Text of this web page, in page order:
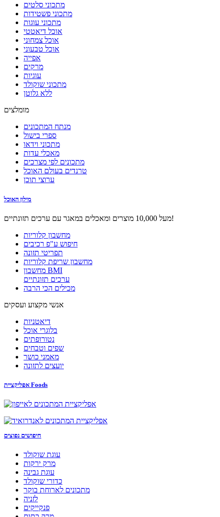
מתכוני סלטים
מתכוני פשטידות
מתכוני עוגות
אוכל דיאטטי
אוכל צמחוני
אוכל טבעוני
אפייה
מרקים
עוגיות
מתכוני שוקולד
ללא גלוטן
מומלצים
מנתח המתכונים
ספרי בישול
מתכוני וידאו
מאכלי עדות
מתכונים לפי מצרכים
טרנדים בעולם האוכל
ערוצי תוכן
מילון האוכל
מעל 10,000 מוצרים ומאכלים במאגר עם ערכים תזונתיים!
מחשבון קלוריות
חיפוש ע"פ רכיבים
תפריטי תזונה
מחשבון שריפת קלוריות
מחשבון BMI
ערכים תזונתיים
מכילים הכי הרבה
אנשי מקצוע ועסקים
דיאטניות
בלוגרי אוכל
נטורופתים
שפים וטבחים
מאמני כושר
יועצים לתזונה
אפליקציית Foods
חיפושים נפוצים
עוגת שוקולד
מרק ירקות
עוגת גבינה
כדורי שוקולד
מתכונים לארוחת בוקר
לזניה
פנקייקים